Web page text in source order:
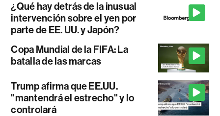
¿Qué hay detrás de la inusual
intervención sobre el yen por
parte de EE. UU. y Japón?
Copa Mundial de la FIFA: La
batalla de las marcas
Trump afirma que EE.UU.
"mantendrá el estrecho" y lo
controlará